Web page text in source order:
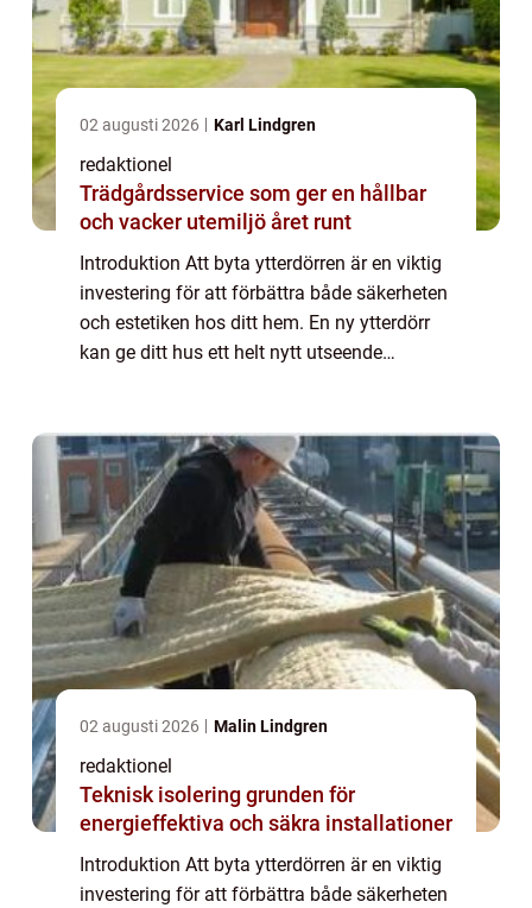
02 augusti 2026 Karl Lindgren
redaktionel
Trädgårdsservice som ger en hållbar
och vacker utemiljö året runt
Introduktion Att byta ytterdörren är en viktig
investering för att förbättra både säkerheten
och estetiken hos ditt hem. En ny ytterdörr
kan ge ditt hus ett helt nytt utseende
02 augusti 2026 Malin Lindgren
redaktionel
Teknisk isolering grunden för
energieffektiva och säkra installationer
Introduktion Att byta ytterdörren är en viktig
investering för att förbättra både säkerheten